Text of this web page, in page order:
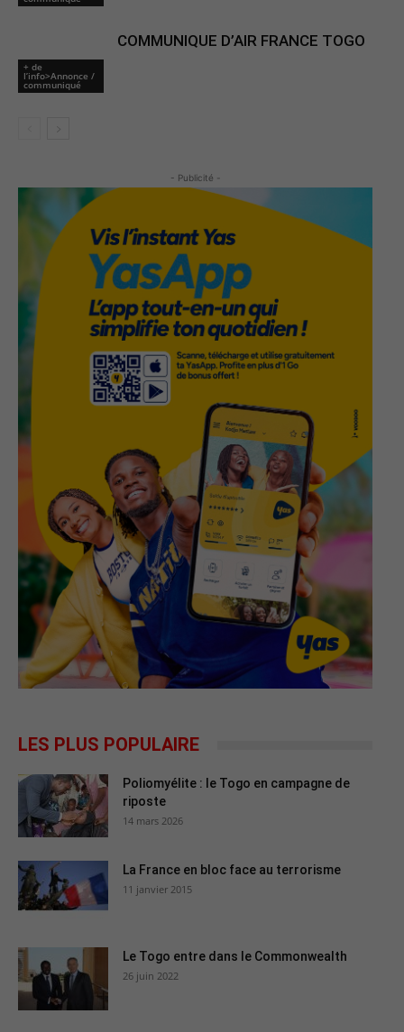
+ de
l’info>Annonce /
communiqué
COMMUNIQUE D’AIR FRANCE TOGO
- Publicité -
LES PLUS POPULAIRE
Poliomyélite : le Togo en campagne de
riposte
14 mars 2026
La France en bloc face au terrorisme
11 janvier 2015
Le Togo entre dans le Commonwealth
26 juin 2022